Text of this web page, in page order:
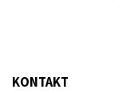
KONTAKT